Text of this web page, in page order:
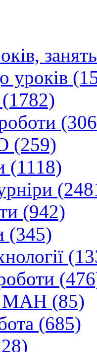
уроків
(259)
(1118)
(942)
(345)
МАН (85)
(685)